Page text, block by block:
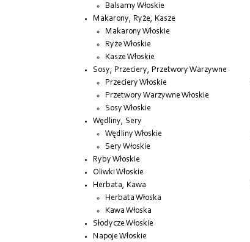
Balsamy Włoskie
Makarony, Ryże, Kasze
Makarony Włoskie
Ryże Włoskie
Kasze Włoskie
Sosy, Przeciery, Przetwory Warzywne
Przeciery Włoskie
Przetwory Warzywne Włoskie
Sosy Włoskie
Wędliny, Sery
Wędliny Włoskie
Sery Włoskie
Ryby Włoskie
Oliwki Włoskie
Herbata, Kawa
Herbata Włoska
Kawa Włoska
Słodycze Włoskie
Napoje Włoskie